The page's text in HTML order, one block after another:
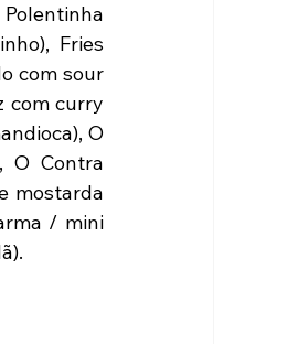
Fries
com sour
com curry
O
O Contra
mostarda
/ mini